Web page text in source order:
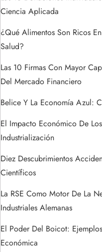
n
d
e
e
n
t
r
a
d
a
Ciencia Aplicada
¿Qué Alimentos Son Ricos
Salud?
Las 10 Firmas Con Mayor
Del Mercado Financiero
Belice Y La Economía Azul:
El Impacto Económico De
Industrialización
Diez Descubrimientos
Científicos
La RSE Como Motor De La
Industriales Alemanas
El Poder Del Boicot:
Económica